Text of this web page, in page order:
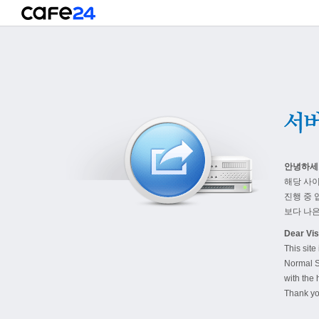
안녕하
해당 사
진행 중
보다 나
Dear
This site
Normal
with the
Thank